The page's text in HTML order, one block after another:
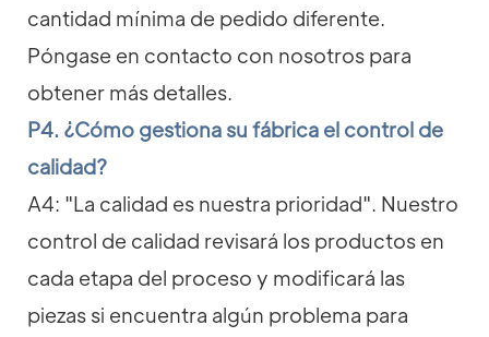
cantidad mínima de pedido diferente.
Póngase en contacto con nosotros para
obtener más detalles.
P4. ¿Cómo gestiona su fábrica el control de
calidad?
A4: "La calidad es nuestra prioridad". Nuestro
control de calidad revisará los productos en
cada etapa del proceso y modificará las
piezas si encuentra algún problema para